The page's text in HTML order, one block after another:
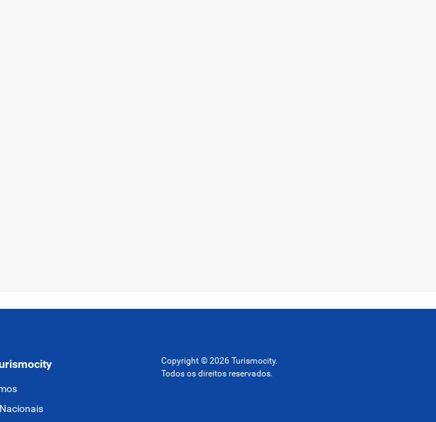
Copyright © 2026 Turismocity.
Todos os direitos reservados.